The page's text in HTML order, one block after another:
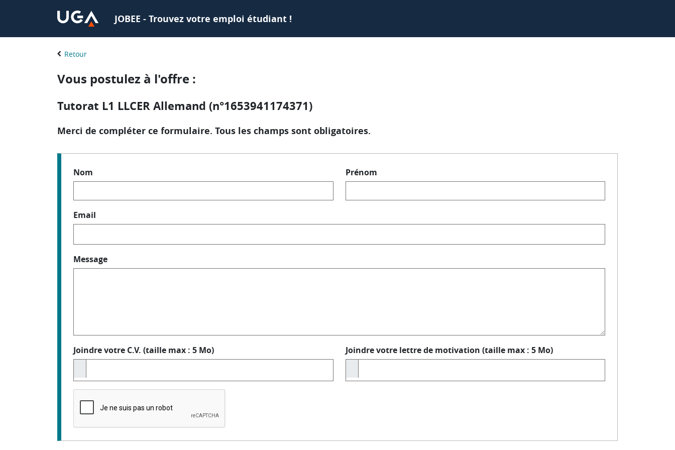
JOBEE - Trouvez votre emploi étudiant !
Retour
Vous postulez à l'offre :
Tutorat L1 LLCER Allemand (n°1653941174371)
Merci de compléter ce formulaire. Tous les champs sont obligatoires.
Nom Prénom
Email
Message
Joindre votre C.V. (taille max : 5 Mo) Joindre votre lettre de motivation (taille max : 5 Mo)